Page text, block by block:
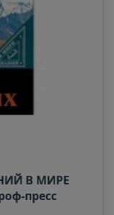
В МИРЕ
пресс